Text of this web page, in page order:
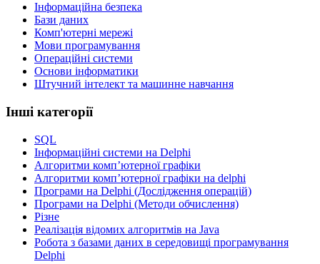
Інформаційна безпека
Бази даних
Комп'ютерні мережі
Мови програмування
Операційні системи
Основи інформатики
Штучний інтелект та машинне навчання
Інші категорії
SQL
Інформаційні системи на Delphi
Алгоритми комп’ютерної графіки
Алгоритми комп’ютерної графіки на delphi
Програми на Delphi (Дослідження операцій)
Програми на Delphi (Методи обчислення)
Різне
Реалізація відомих алгоритмів на Java
Робота з базами даних в середовищі програмування
Delphi